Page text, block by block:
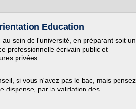
Education
sein de l'université, en préparant soit un
professionnelle écrivain public et
privées.
si vous n'avez pas le bac, mais pensez
dispense, par la validation des...